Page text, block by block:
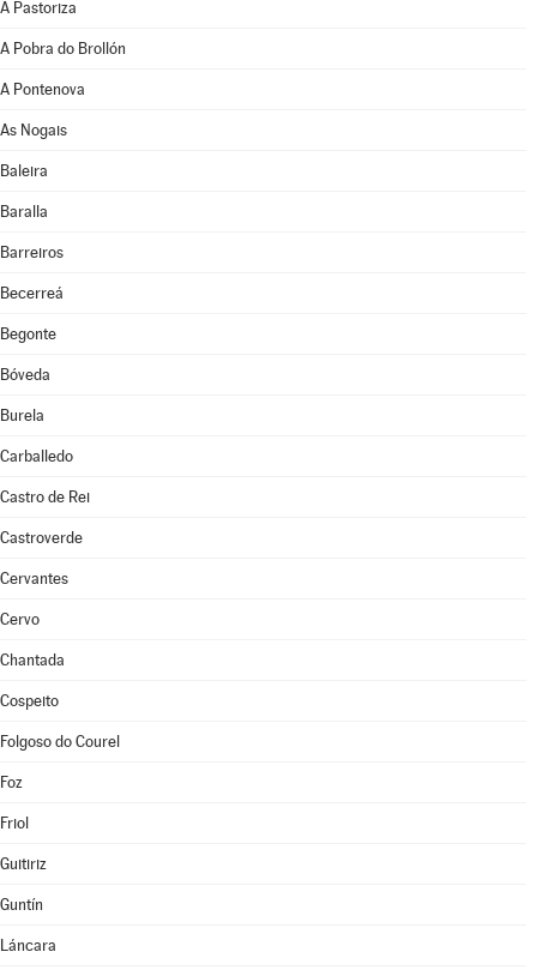
A Pastoriza
A Pobra do Brollón
A Pontenova
As Nogais
Baleira
Baralla
Barreiros
Becerreá
Begonte
Bóveda
Burela
Carballedo
Castro de Rei
Castroverde
Cervantes
Cervo
Chantada
Cospeito
Folgoso do Courel
Foz
Friol
Guitiriz
Guntín
Láncara